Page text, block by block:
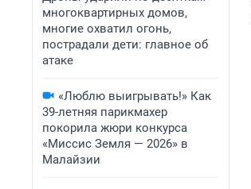
многоквартирных домов,
многие охватил огонь,
пострадали дети: главное об
атаке
«Люблю выигрывать!» Как
39-летняя парикмахер
покорила жюри конкурса
«Миссис Земля — 2026» в
Малайзии